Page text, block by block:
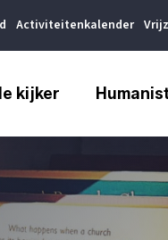
Activiteitenkalender
kijker